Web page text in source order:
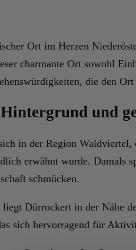
Ort im Herzen
charmante Ort sowohl
die den Ort
und
in der Region
erwähnt wurde. Damals
schmücken.
liegt Dürrockert in der Nähe
sich hervorragend für